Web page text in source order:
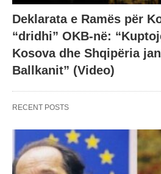
Deklarata e Ramës për
“dridhi” OKB-në:
Kosova dhe Shqipëria
Ballkanit” (Video)
RECENT POSTS